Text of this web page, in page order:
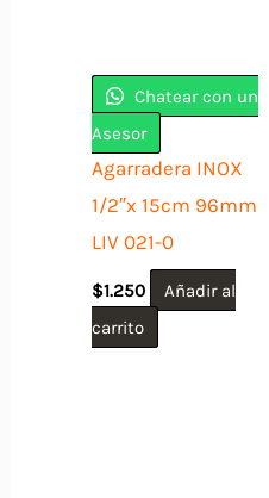
Chatear con un
Asesor
Agarradera INOX
1/2″x 15cm 96mm
LIV 021-0
$1.250
Añadir al
carrito